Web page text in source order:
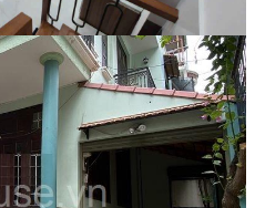
hẻm xe hơi Nguyễn